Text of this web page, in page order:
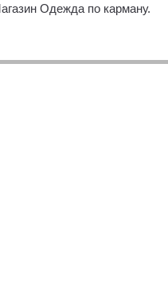
Одежда по карману.